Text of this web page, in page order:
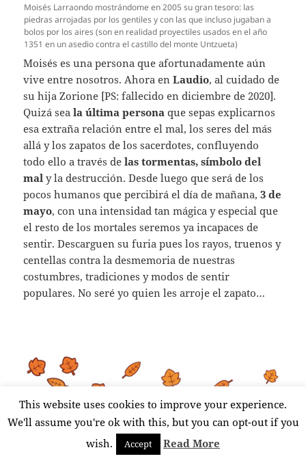
Moisés Larraondo mostrándome en 2005 su gran tesoro: las
piedras arrojadas por los gentiles y con las que incluso jugaban a
bolos por los aires (son en realidad proyectiles usados en el año
1351 en un asedio contra el castillo del monte Untzueta)
Moisés es una persona que afortunadamente aún
vive entre nosotros. Ahora enLaudio, al cuidado de
su hija Zorione [PS: fallecido en diciembre de 2020].
Quizá seala última persona que sepas explicarnos
esa extraña relación entre el mal, los seres del más
allá y los zapatos de los sacerdotes, confluyendo
todo ello a través delas tormentas, símbolo del
mal y la destrucción. Desde luego que será de los
pocos humanos que percibirá el día de mañana,3 de
mayo, con una intensidad tan mágica y especial que
el resto de los mortales seremos ya incapaces de
sentir. Descarguen su furia pues los rayos, truenos y
centellas contra la desmemoria de nuestras
costumbres, tradiciones y modos de sentir
populares. No seré yo quien les arroje el zapato…
: No sé a ciencia cierta cómo interpretar esta
costumbre tan extraña. Pero la intuición me lleva a
otra realidad que, al menos en lo que conozco, no
This website uses cookies to improve your experience.
We'll assume you're ok with this, but you can opt-out if you
wish.
Accept Read More